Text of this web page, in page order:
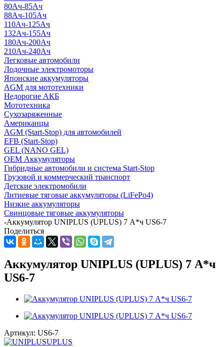
80Ач-85Ач
88Ач-105Ач
110Ач-125Ач
132Ач-155Ач
180Ач-200Ач
210Ач-240Ач
Легковые автомобили
Лодочные электромоторы
Японские аккумуляторы
AGM для мототехники
Недорогие АКБ
Мототехника
Сухозаряженные
Американцы
AGM (Start-Stop) для автомобилей
EFB (Start-Stop)
GEL (NANO GEL)
OEM Аккумуляторы
Гибридные автомобили и система Start-Stop
Грузовой и коммерческий транспорт
Детские электромобили
Литиевые тяговые аккумуляторы (LiFePo4)
Низкие аккумуляторы
Свинцовые тяговые аккумуляторы
-Аккумулятор UNIPLUS (UPLUS) 7 А*ч US6-7
Поделиться
Аккумулятор UNIPLUS (UPLUS) 7 А*ч
US6-7
Артикул: US6-7